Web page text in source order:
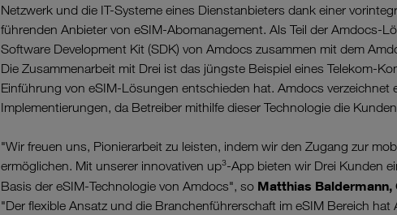
Netzwerk und die IT-Systeme eines Dienstanbieters dank einer
führenden Anbieter von eSIM-Abomanagement. Als Teil der Amdocs-
Software Development Kit (SDK) von Amdocs zusammen mit dem
Die Zusammenarbeit mit Drei ist das jüngste Beispiel eines Telekom-
Einführung von eSIM-Lösungen entschieden hat. Amdocs verzeichnet
Implementierungen, da Betreiber mithilfe dieser Technologie die
"Wir freuen uns, Pionierarbeit zu leisten, indem wir den Zugang zur
ermöglichen. Mit unserer innovativen up³-App bieten wir Drei Kunden
Basis der eSIM-Technologie von Amdocs", so Matthias Baldermann,
"Der flexible Ansatz und die Branchenführerschaft im eSIM Bereich